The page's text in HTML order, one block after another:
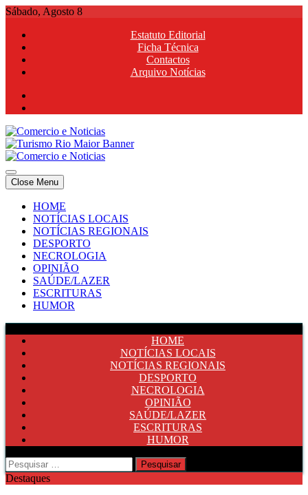
Skip
content
Sábado, Agosto 8
Estatuto Editorial
Ficha Técnica
Contactos
Arquivo Notícias
Comercio e Noticias
Notícias e Publicidade Online
Comercio e Noticias
Notícias e Publicidade Online
Close Menu
HOME
NOTÍCIAS LOCAIS
NOTÍCIAS REGIONAIS
DESPORTO
NECROLOGIA
OPINIÃO
SAÚDE/LAZER
ESCRITURAS
HUMOR
HOME
NOTÍCIAS LOCAIS
NOTÍCIAS REGIONAIS
DESPORTO
NECROLOGIA
OPINIÃO
SAÚDE/LAZER
ESCRITURAS
HUMOR
Pesquisar
por:
Destaques